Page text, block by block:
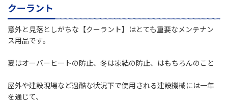
クーラント
意外と見落としがちな【クーラント】はとても重要なメンテナン
ス用品です。
夏はオーバーヒートの防止、冬は凍結の防止、はもちろんのこと
屋外や建設現場など過酷な状況下で使用される建設機械には一年
を通じて、